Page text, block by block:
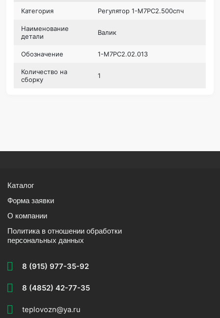
Категория Регулятор 1-М7РС2.500спч
Наименование
детали
Валик
Обозначение 1-М7РС2.02.013
Количество на
сборку
1
Каталог
Форма заявки
О компании
Политика в отношении обработки
персональных данных
8 (915) 977-35-92
8 (4852) 42-77-35
teplovozn@ya.ru